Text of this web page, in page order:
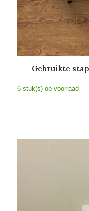
Gebruikte
6 stuk(s) op voorraad